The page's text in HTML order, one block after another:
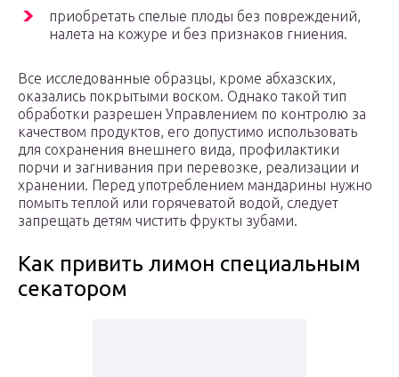
приобретать спелые плоды без повреждений,
налета на кожуре и без признаков гниения.
Все исследованные образцы, кроме абхазских,
оказались покрытыми воском. Однако такой тип
обработки разрешен Управлением по контролю за
качеством продуктов, его допустимо использовать
для сохранения внешнего вида, профилактики
порчи и загнивания при перевозке, реализации и
хранении. Перед употреблением мандарины нужно
помыть теплой или горячеватой водой, следует
запрещать детям чистить фрукты зубами.
Как привить лимон специальным
секатором